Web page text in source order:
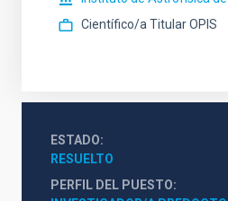
Científico/a Titular OPIS
ESTADO
RESUELTO
PERFIL DEL PUESTO